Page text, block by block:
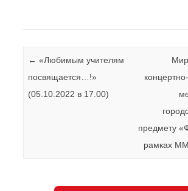
Навигация по записям
← «Любимым учителям
посвящается…!»
(05.10.2022 в 17.00)
предмету
рамках